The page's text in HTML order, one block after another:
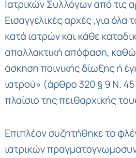
Ιατρικών Συλλόγων από τις
Εισαγγελικές αρχές ,για όλα
κατά ιατρών και κάθε
απαλλακτική απόφαση,
άσκηση ποινικής δίωξης ή
ιατρού» (άρθρο 320 § 9 Ν.
πλαίσιο της πειθαρχικής
Επιπλέον συζητήθηκε το
ιατρικών